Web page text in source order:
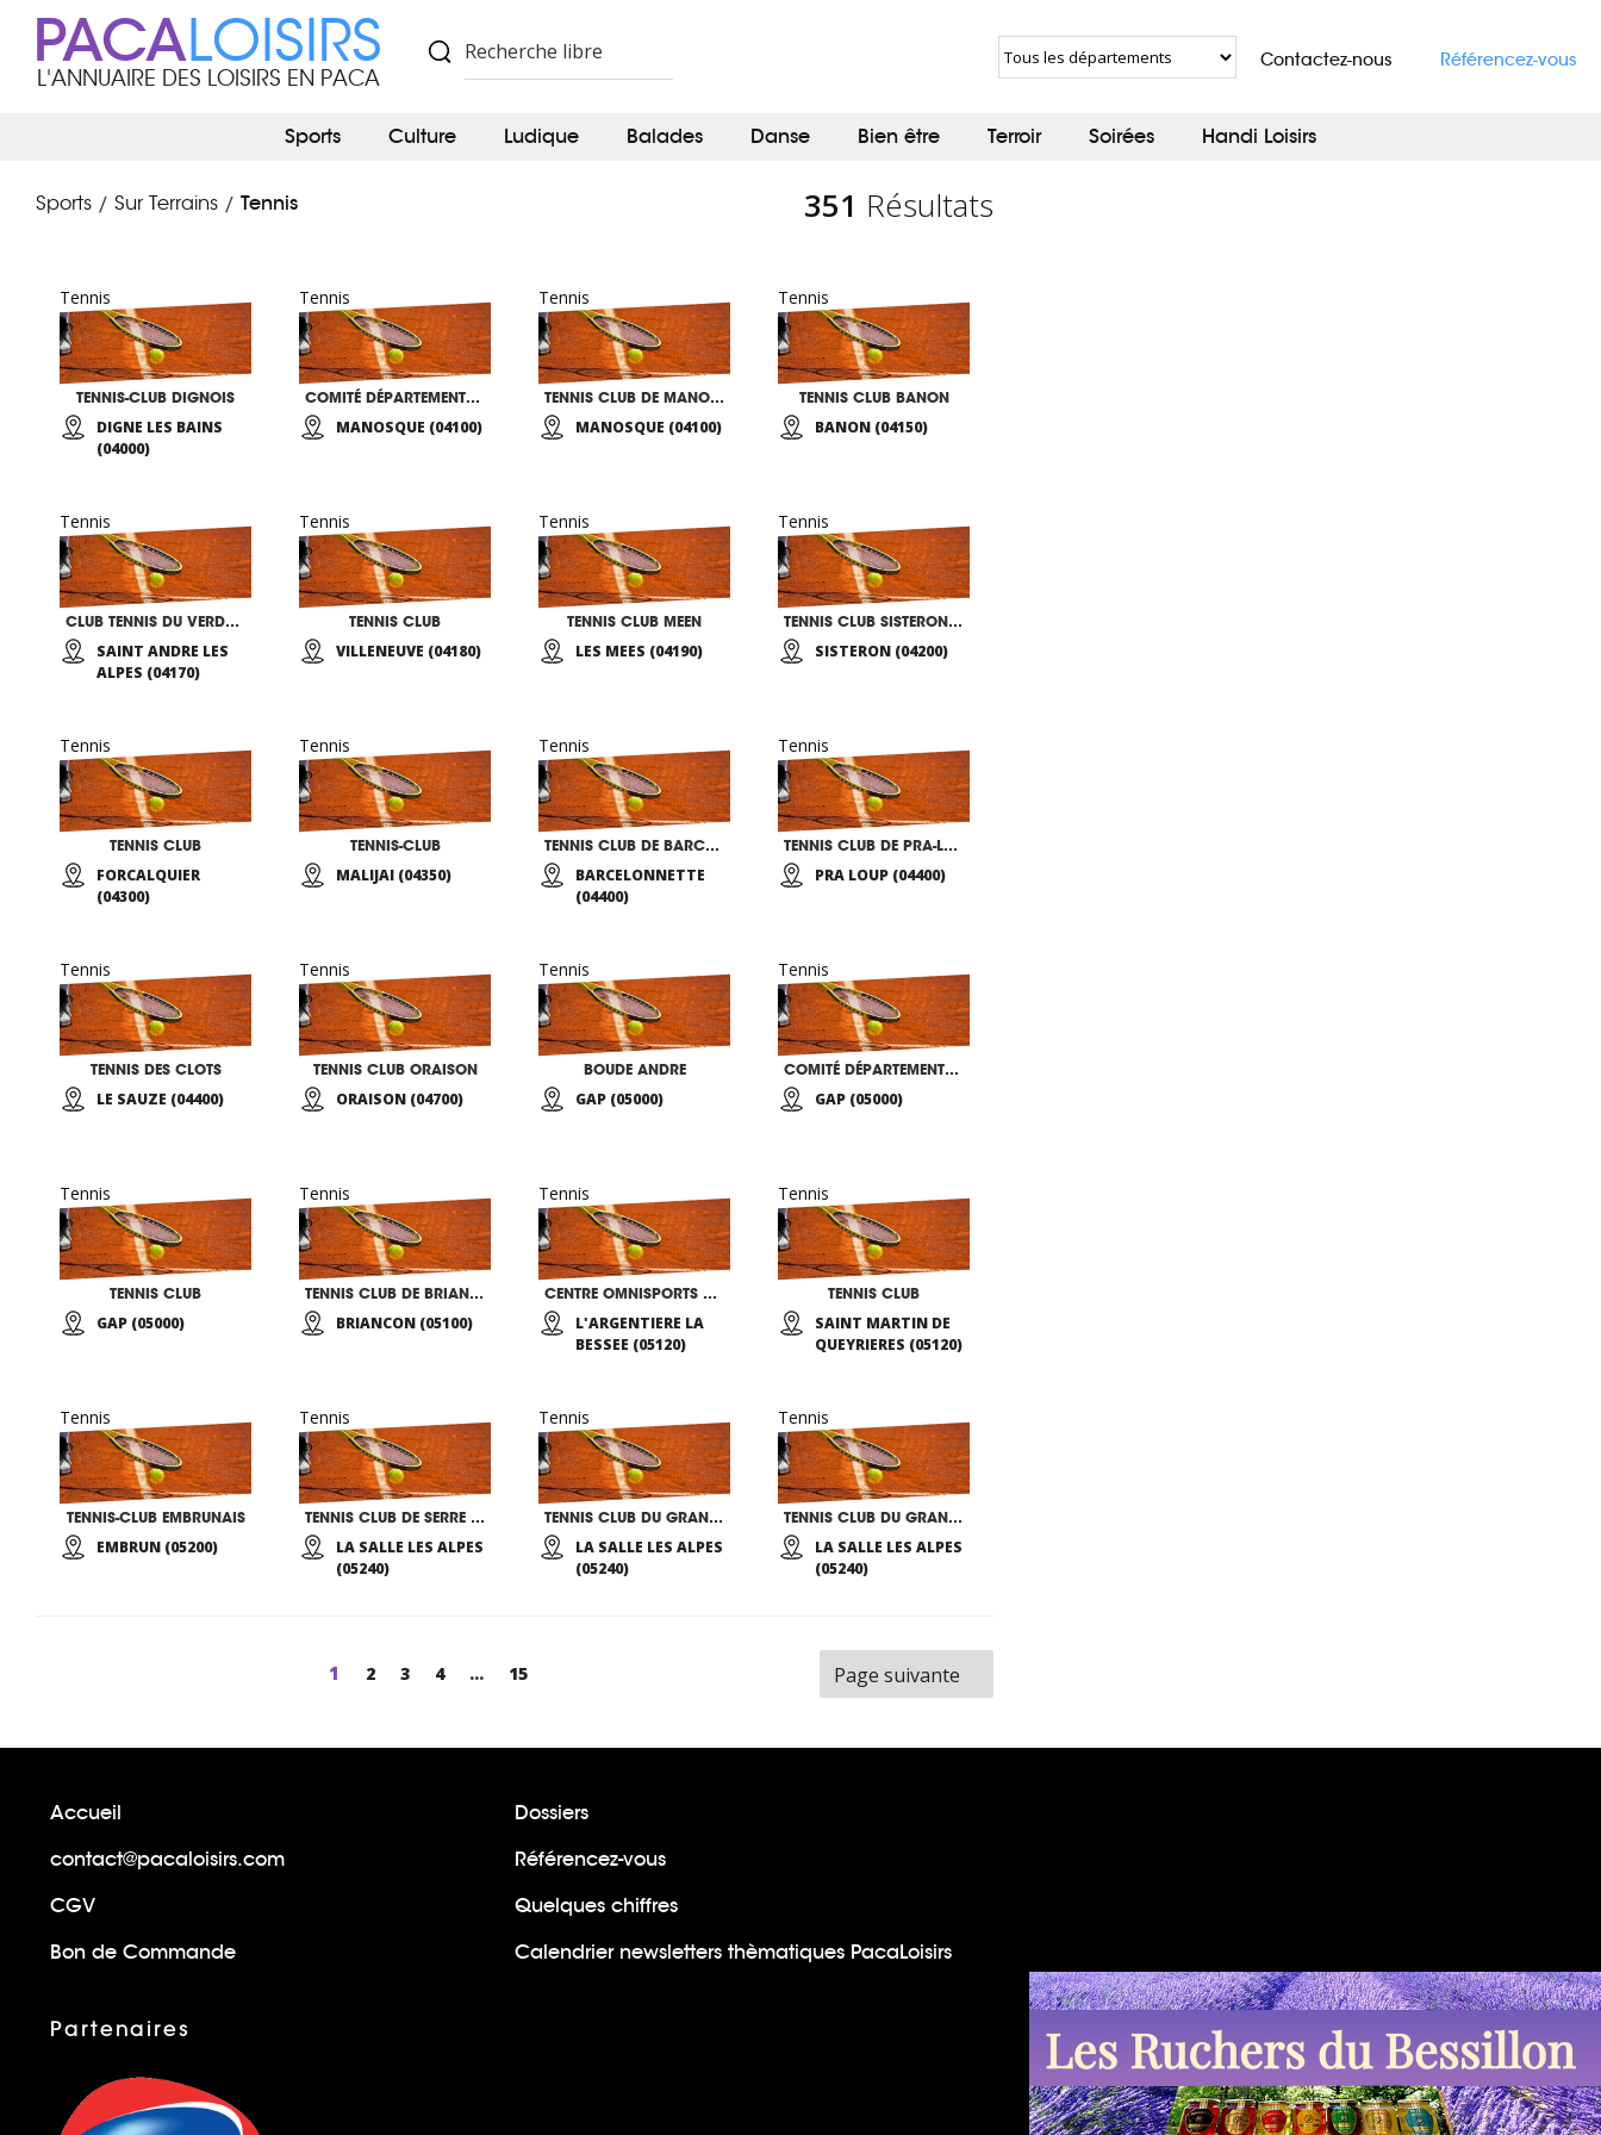
PACALOISIRS
L'ANNUAIRE DES LOISIRS EN PACA
Contactez-nous Référencez-vous
Sports Culture Ludique Balades Danse Bien être Terroir Soirées Handi Loisirs
Sports / Sur Terrains / Tennis 351 Résultats
Tennis
TENNIS-CLUB DIGNOIS
DIGNE LES BAINS
(04000)
Tennis
COMITÉ DÉPARTEMENTAL 04 DE TENNIS
MANOSQUE (04100)
Tennis
TENNIS CLUB DE MANOSQUE
MANOSQUE (04100)
Tennis
TENNIS CLUB BANON
BANON (04150)
Tennis
CLUB TENNIS DU VERDON
SAINT ANDRE LES
ALPES (04170)
Tennis
TENNIS CLUB
VILLENEUVE (04180)
Tennis
TENNIS CLUB MEEN
LES MEES (04190)
Tennis
TENNIS CLUB SISTERONNAIS
SISTERON (04200)
Tennis
TENNIS CLUB
FORCALQUIER
(04300)
Tennis
TENNIS-CLUB
MALIJAI (04350)
Tennis
TENNIS CLUB DE BARCELONNETTE
BARCELONNETTE
(04400)
Tennis
TENNIS CLUB DE PRA-LOUP LES MOLANES
PRA LOUP (04400)
Tennis
TENNIS DES CLOTS
LE SAUZE (04400)
Tennis
TENNIS CLUB ORAISON
ORAISON (04700)
Tennis
BOUDE ANDRE
GAP (05000)
Tennis
COMITÉ DÉPARTEMENTAL 05 DE TENNIS
GAP (05000)
Tennis
TENNIS CLUB
GAP (05000)
Tennis
TENNIS CLUB DE BRIANCON
BRIANCON (05100)
Tennis
CENTRE OMNISPORTS DU QUARTZ
L'ARGENTIERE LA
BESSEE (05120)
Tennis
TENNIS CLUB
SAINT MARTIN DE
QUEYRIERES (05120)
Tennis
TENNIS-CLUB EMBRUNAIS
EMBRUN (05200)
Tennis
TENNIS CLUB DE SERRE CHEVALIER
LA SALLE LES ALPES
(05240)
Tennis
TENNIS CLUB DU GRAND SERRE CHEVALIER
LA SALLE LES ALPES
(05240)
Tennis
TENNIS CLUB DU GRAND SERRE CHEVALIER
LA SALLE LES ALPES
(05240)
Page
1 Page
2 Page
3 Page
4 ... Page
15 Page suivante
Accueil
Dossiers
contact@pacaloisirs.com
Référencez-vous
CGV
Quelques chiffres
Bon de Commande
Calendrier newsletters thèmatiques PacaLoisirs
Partenaires